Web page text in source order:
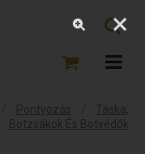
Pontyozás
Táska,
Botzsákok És Botvédők